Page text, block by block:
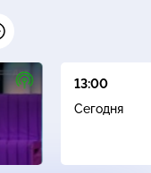
13:00
Сегодня